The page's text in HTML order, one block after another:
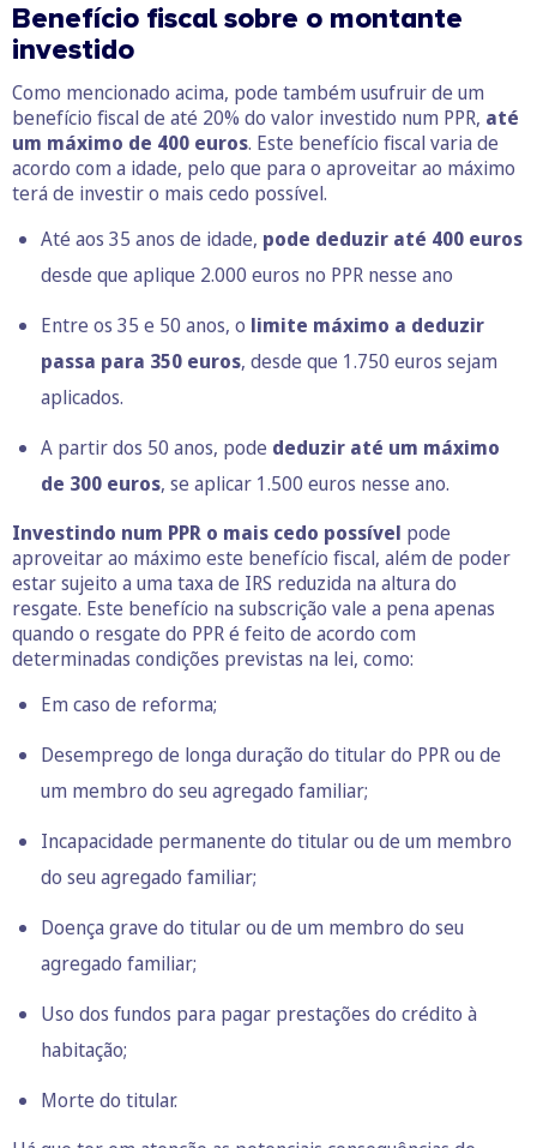
Benefício fiscal sobre o montante
investido
Como mencionado acima, pode também usufruir de um
benefício fiscal de até 20% do valor investido num PPR, até
um máximo de 400 euros. Este benefício fiscal varia de
acordo com a idade, pelo que para o aproveitar ao máximo
terá de investir o mais cedo possível.
Até aos 35 anos de idade, pode deduzir até 400 euros
desde que aplique 2.000 euros no PPR nesse ano
Entre os 35 e 50 anos, o limite máximo a deduzir
passa para 350 euros, desde que 1.750 euros sejam
aplicados.
A partir dos 50 anos, pode deduzir até um máximo
de 300 euros, se aplicar 1.500 euros nesse ano.
Investindo num PPR o mais cedo possível pode
aproveitar ao máximo este benefício fiscal, além de poder
estar sujeito a uma taxa de IRS reduzida na altura do
resgate. Este benefício na subscrição vale a pena apenas
quando o resgate do PPR é feito de acordo com
determinadas condições previstas na lei, como:
Em caso de reforma;
Desemprego de longa duração do titular do PPR ou de
um membro do seu agregado familiar;
Incapacidade permanente do titular ou de um membro
do seu agregado familiar;
Doença grave do titular ou de um membro do seu
agregado familiar;
Uso dos fundos para pagar prestações do crédito à
habitação;
Morte do titular.